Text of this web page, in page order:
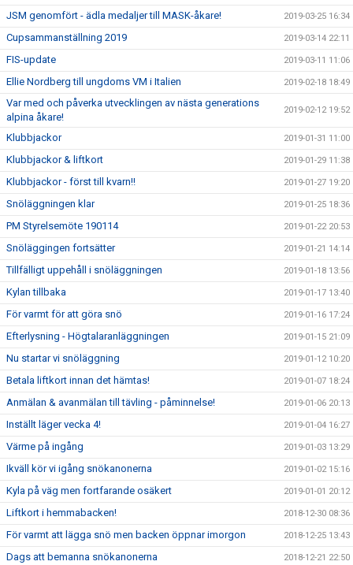
JSM genomfört - ädla medaljer till MASK-åkare! 2019-03-25 16:34
Cupsammanställning 2019 2019-03-14 22:11
FIS-update 2019-03-11 11:06
Ellie Nordberg till ungdoms VM i Italien 2019-02-18 18:49
Var med och påverka utvecklingen av nästa generations
alpina åkare!
2019-02-12 19:52
Klubbjackor 2019-01-31 11:00
Klubbjackor & liftkort 2019-01-29 11:38
Klubbjackor - först till kvarn!! 2019-01-27 19:20
Snöläggningen klar 2019-01-25 18:36
PM Styrelsemöte 190114 2019-01-22 20:53
Snöläggingen fortsätter 2019-01-21 14:14
Tillfälligt uppehåll i snöläggningen 2019-01-18 13:56
Kylan tillbaka 2019-01-17 13:40
För varmt för att göra snö 2019-01-16 17:24
Efterlysning - Högtalaranläggningen 2019-01-15 21:09
Nu startar vi snöläggning 2019-01-12 10:20
Betala liftkort innan det hämtas! 2019-01-07 18:24
Anmälan & avanmälan till tävling - påminnelse! 2019-01-06 20:13
Inställt läger vecka 4! 2019-01-04 16:27
Värme på ingång 2019-01-03 13:29
Ikväll kör vi igång snökanonerna 2019-01-02 15:16
Kyla på väg men fortfarande osäkert 2019-01-01 20:12
Liftkort i hemmabacken! 2018-12-30 08:36
För varmt att lägga snö men backen öppnar imorgon 2018-12-25 13:43
Dags att bemanna snökanonerna 2018-12-21 22:50